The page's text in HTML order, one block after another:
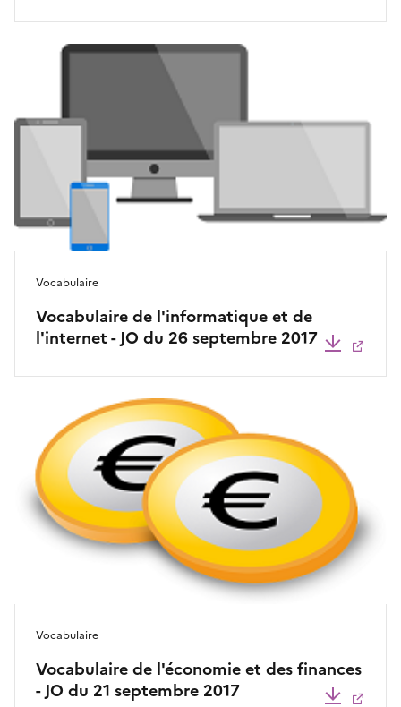
Vocabulaire de l'informatique et de
l'internet - JO du 26 septembre 2017
Vocabulaire
Vocabulaire de l'économie et des finances
- JO du 21 septembre 2017
Vocabulaire